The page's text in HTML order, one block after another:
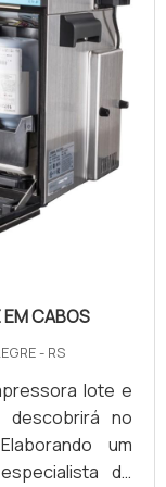
EM CABOS
- RS
lote e
descobrirá no
um
do